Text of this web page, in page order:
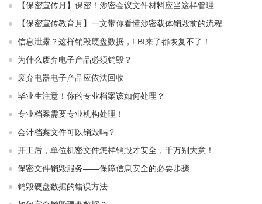
【保密宣传月】保密！涉密会议文件材料应当这样管理
【保密宣传教育月】一文带你看懂涉密载体销毁前的流程
信息泄露？这样销毁硬盘数据，FBI来了都恢复不了！
为什么废弃电子产品必须销毁？
废弃电器电子产品应依法回收
毕业生注意！你的专业档案该如何处理？
专业档案需要专业机构处理！
会计档案文件可以销毁吗？
开工后，单位机密文件怎样销毁才安全，千万别大意！
保密文件销毁服务——保障信息安全的必要步骤
销毁硬盘数据的错误方法